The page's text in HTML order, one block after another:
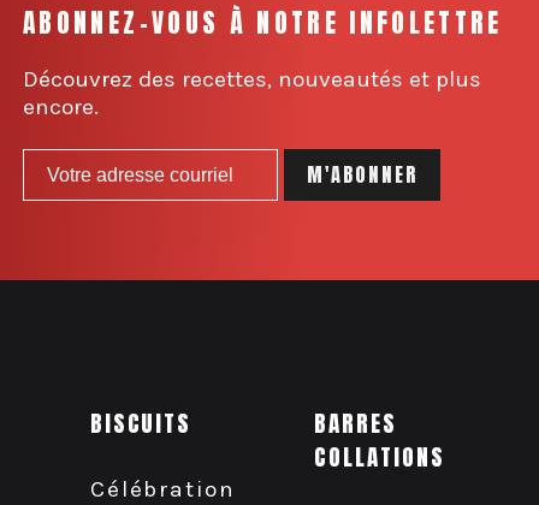
ABONNEZ-VOUS À NOTRE INFOLETTRE
Découvrez des recettes, nouveautés et plus
encore.
BISCUITS
Célébration
BARRES
COLLATIONS